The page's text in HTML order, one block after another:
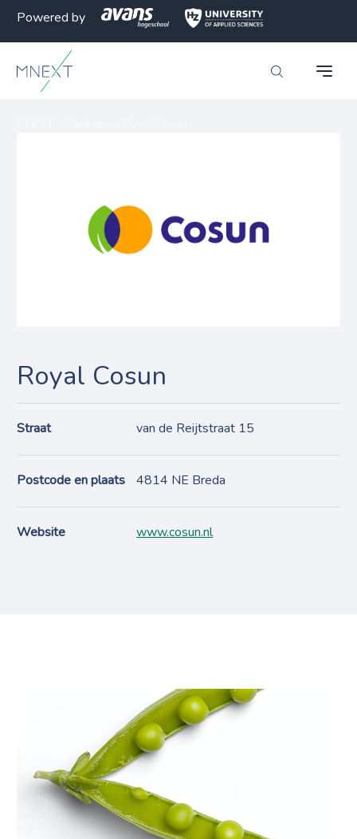
Powered by
Royal Cosun
Straat van de Reijtstraat 15
Postcode en plaats 4814 NE Breda
Website www.cosun.nl